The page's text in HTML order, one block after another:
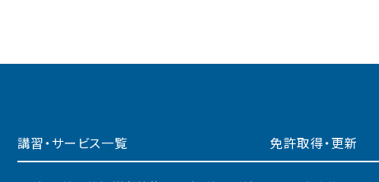
講習・サービス一覧 免許取得・更新